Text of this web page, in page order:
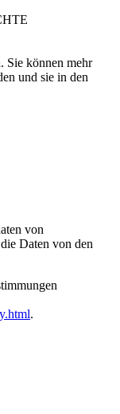
Sie können mehr
und sie in den
von
Daten von den
.